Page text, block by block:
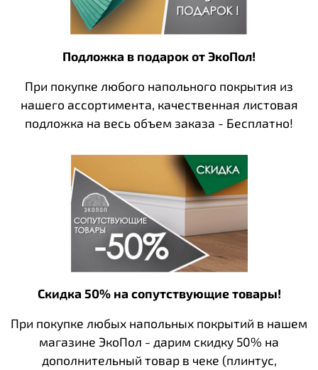
Подложка в подарок от ЭкоПол!
При покупке любого напольного покрытия из
нашего ассортимента, качественная листовая
подложка на весь объем заказа - Бесплатно!
Скидка 50% на сопутствующие товары!
При покупке любых напольных покрытий в нашем
магазине ЭкоПол - дарим скидку 50% на
дополнительный товар в чеке (плинтус,